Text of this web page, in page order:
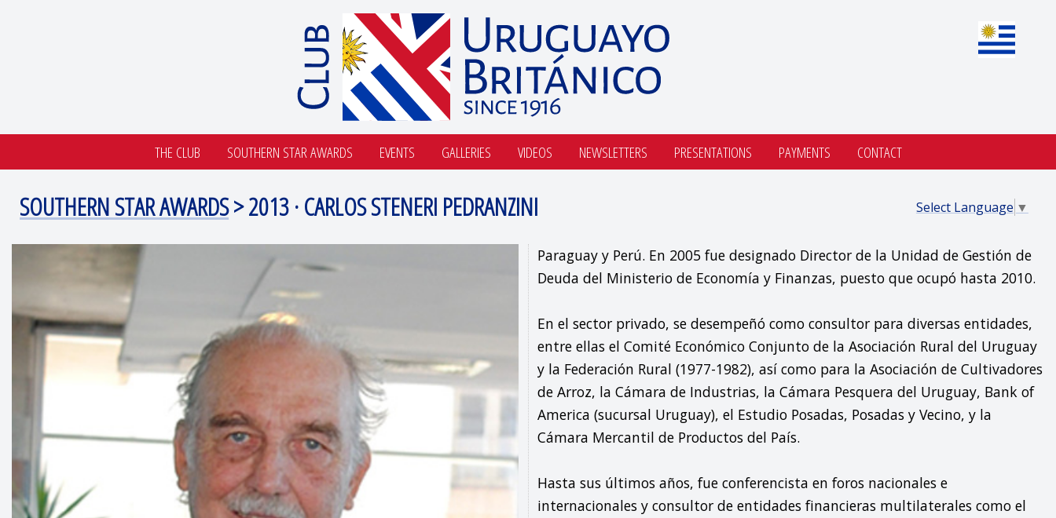
THE CLUB SOUTHERN STAR AWARDS EVENTS GALLERIES VIDEOS NEWSLETTERS PRESENTATIONS PAYMENTS CONTACT
SOUTHERN STAR AWARDS> 2013 · CARLOS STENERI PEDRANZINI Select Language ▼
Paraguay y Perú. En 2005 fue designado Director de la Unidad de Gestión de
Deuda del Ministerio de Economía y Finanzas, puesto que ocupó hasta 2010.
En el sector privado, se desempeñó como consultor para diversas entidades,
entre ellas el Comité Económico Conjunto de la Asociación Rural del Uruguay
y la Federación Rural (1977-1982), así como para la Asociación de Cultivadores
de Arroz, la Cámara de Industrias, la Cámara Pesquera del Uruguay, Bank of
America (sucursal Uruguay), el Estudio Posadas, Posadas y Vecino, y la
Cámara Mercantil de Productos del País.
Hasta sus últimos años, fue conferencista en foros nacionales e
internacionales y consultor de entidades financieras multilaterales como el